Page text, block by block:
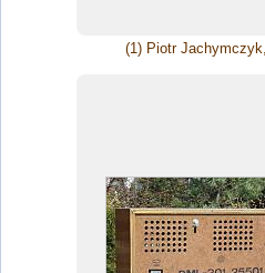
(1) Piotr